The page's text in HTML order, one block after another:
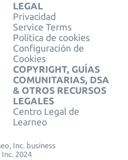
LEGAL
Privacidad
Service Terms
Política de cookies
Configuración de
Cookies
COPYRIGHT, GUÍAS
COMUNITARIAS, DSA
& OTROS RECURSOS
LEGALES
Centro Legal de
Learneo
Inc. business
2024